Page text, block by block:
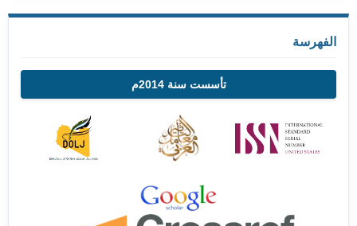
الفهرسة
تأسست سنة 2014م